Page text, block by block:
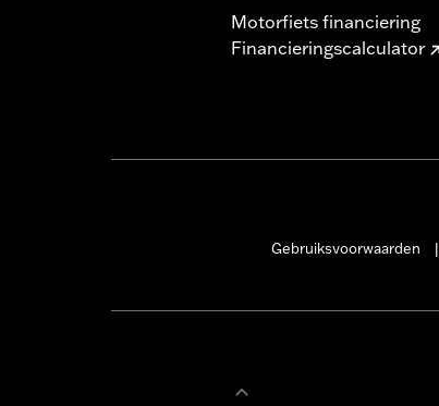
Motorfiets financiering
Financieringscalculator
Gebruiksvoorwaarden